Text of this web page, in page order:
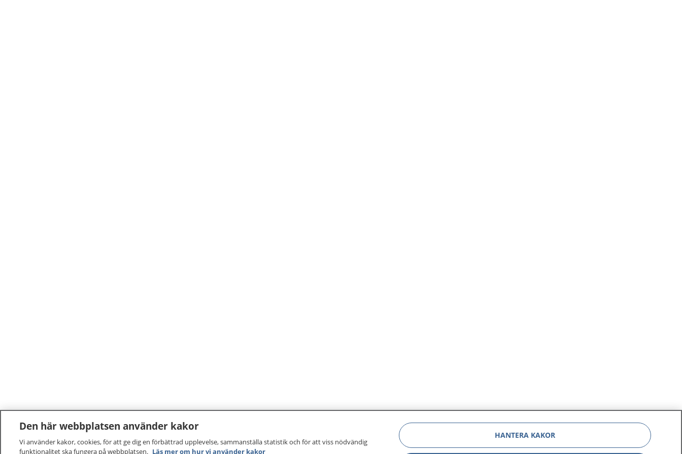
Den här webbplatsen använder kakor
Vi använder kakor, cookies, för att ge dig en förbättrad upplevelse, sammanställa statistik och för att viss nödvändig
funktionalitet ska fungera på webbplatsen. Läs mer om hur vi använder kakor
HANTERA KAKOR